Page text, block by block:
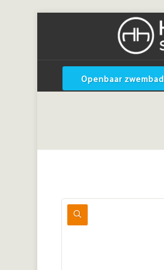
Openbaar zwembad